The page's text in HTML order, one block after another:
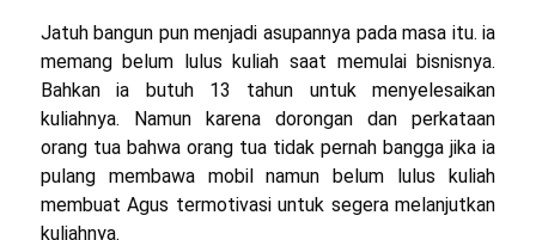
Jatuh bangun pun menjadi asupannya pada masa itu. ia
memang belum lulus kuliah saat memulai bisnisnya.
Bahkan ia butuh 13 tahun untuk menyelesaikan
kuliahnya. Namun karena dorongan dan perkataan
orang tua bahwa orang tua tidak pernah bangga jika ia
pulang membawa mobil namun belum lulus kuliah
membuat Agus termotivasi untuk segera melanjutkan
kuliahnya.